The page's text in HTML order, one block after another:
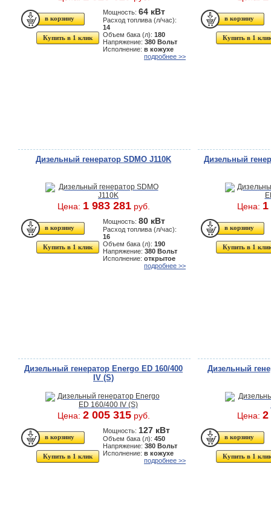
Купить в 1 клик
Мощность: 64 кВт
Расход топлива (л/час):
14
Объем бака (л): 180
Напряжение: 380 Вольт
Исполнение: в кожухе
подробнее >>
Купить в 1
Дизельный генератор SDMO J110K
Цена: 1 983 281руб.
Купить в 1 клик
Мощность: 80 кВт
Расход топлива (л/час):
16
Объем бака (л): 190
Напряжение: 380 Вольт
Исполнение: открытое
подробнее >>
Дизельный
Цена:
Купить в 1
Дизельный генератор Energo ED 160/400
IV (S)
Цена: 2 005 315руб.
Купить в 1 клик
Мощность: 127 кВт
Объем бака (л): 450
Напряжение: 380 Вольт
Исполнение: в кожухе
подробнее >>
Дизельный
Цена: 2
Купить в 1